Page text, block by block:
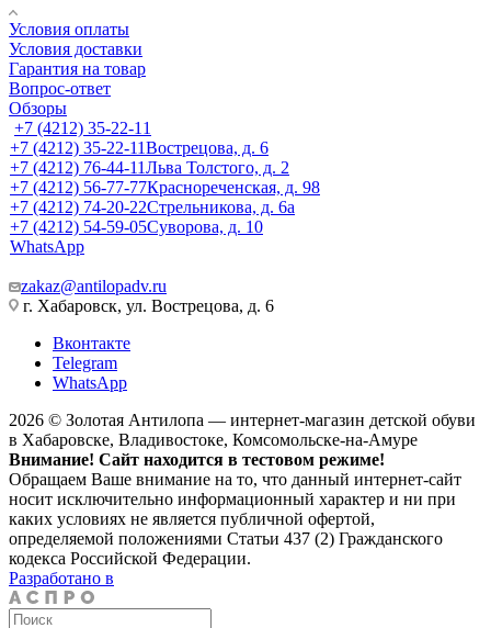
Условия оплаты
Условия доставки
Гарантия на товар
Вопрос-ответ
Обзоры
+7 (4212) 35-22-11
+7 (4212) 35-22-11Вострецова, д. 6
+7 (4212) 76-44-11Льва Толстого, д. 2
+7 (4212) 56-77-77Краснореченская, д. 98
+7 (4212) 74-20-22Стрельникова, д. 6а
+7 (4212) 54-59-05Суворова, д. 10
WhatsApp
zakaz@antilopadv.ru
г. Хабаровск, ул. Вострецова, д. 6
Вконтакте
Telegram
WhatsApp
2026 © Золотая Антилопа — интернет-магазин детской обуви
в Хабаровске, Владивостоке, Комсомольске-на-Амуре
Внимание! Сайт находится в тестовом режиме!
Обращаем Ваше внимание на то, что данный интернет-сайт
носит исключительно информационный характер и ни при
каких условиях не является публичной офертой,
определяемой положениями Статьи 437 (2) Гражданского
кодекса Российской Федерации.
Разработано в